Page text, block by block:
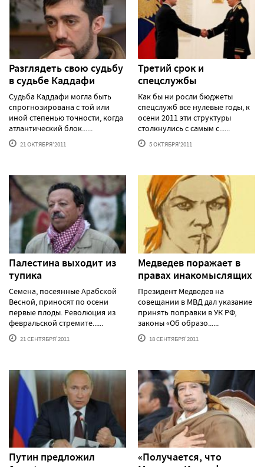
Разглядеть свою судьбу
в судьбе Каддафи
Судьба Каддафи могла быть
спрогнозирована с той или
иной степенью точности, когда
атлантический блок......
21 ОКТЯБРЯ'2011
Третий срок и
спецслужбы
Как бы ни росли бюджеты
спецслужб все нулевые годы, к
осени 2011 эти структуры
столкнулись с самым с......
5 ОКТЯБРЯ'2011
Палестина выходит из
тупика
Семена, посеянные Арабской
Весной, приносят по осени
первые плоды. Революция из
февральской стремите......
21 СЕНТЯБРЯ'2011
Медведев поражает в
правах инакомыслящих
Президент Медведев на
совещании в МВД дал указание
принять поправки в УК РФ,
законы «Об образо......
18 СЕНТЯБРЯ'2011
Путин предложил
«Получается, что